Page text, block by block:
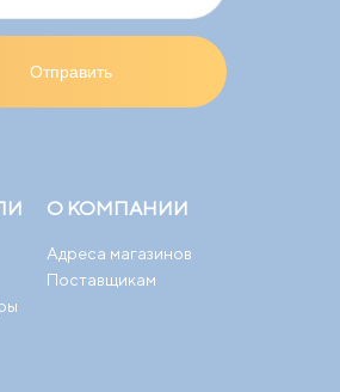
О КОМПАНИИ
Адреса магазинов
Поставщикам